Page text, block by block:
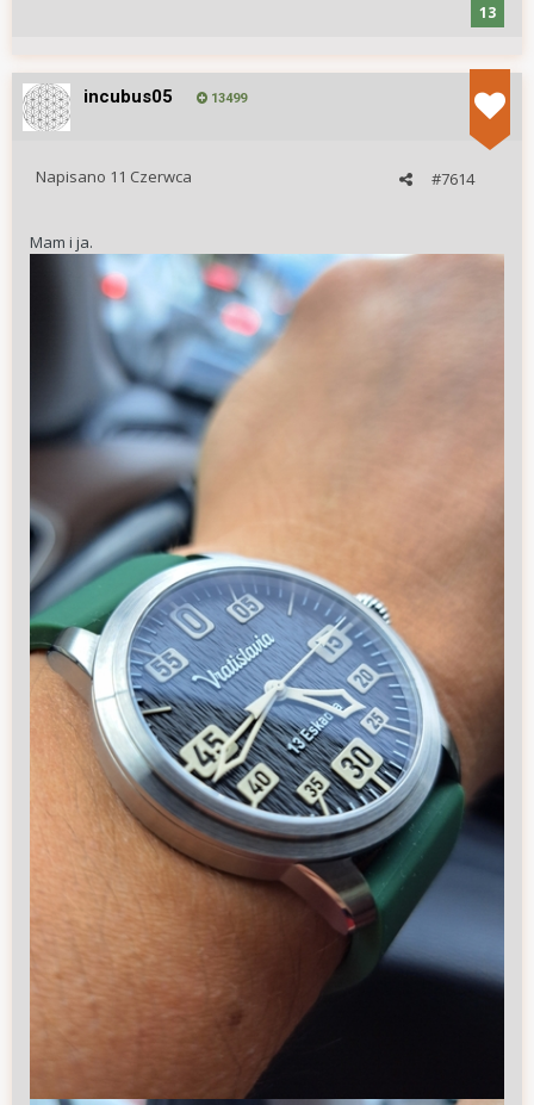
13
incubus05 13499
#7614
Napisano 11 Czerwca
Mam i ja.